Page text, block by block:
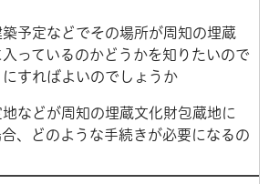
予定などでその場所が周知の埋蔵
っているのかどうかを知りたいので
すればよいのでしょうか
などが周知の埋蔵文化財包蔵地に
、どのような手続きが必要になるの